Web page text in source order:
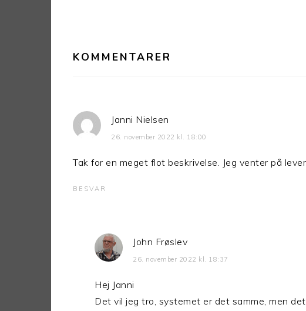
KOMMENTARER
Janni Nielsen
26. november 2022 kl. 18:00
Tak for en meget flot beskrivelse. Jeg venter på
BESVAR
John Frøslev
26. november 2022 kl. 18:37
Hej Janni
Det vil jeg tro, systemet er det samme, men